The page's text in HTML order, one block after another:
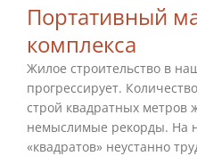
Портативный
комплекса
Жилое строительство в
прогрессирует.
строй квадратных метров
немыслимые рекорды. На
«квадратов» неустанно